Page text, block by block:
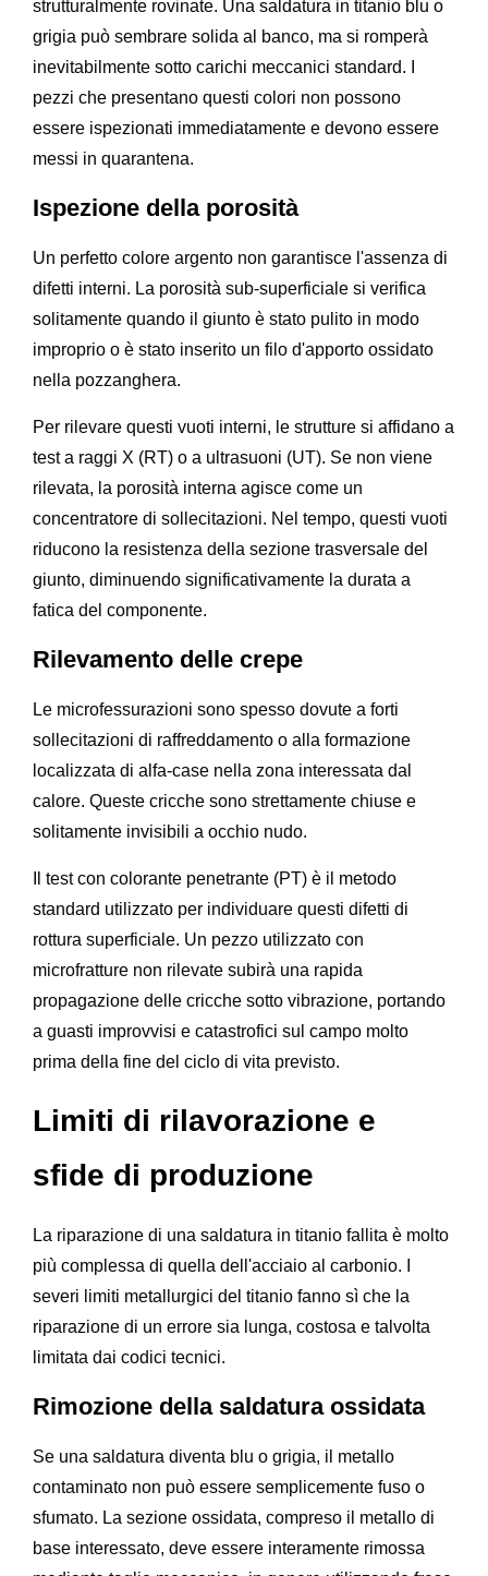
strutturalmente rovinate. Una saldatura in titanio blu o
grigia può sembrare solida al banco, ma si romperà
inevitabilmente sotto carichi meccanici standard. I
pezzi che presentano questi colori non possono
essere ispezionati immediatamente e devono essere
messi in quarantena.
Ispezione della porosità
Un perfetto colore argento non garantisce l'assenza di
difetti interni. La porosità sub-superficiale si verifica
solitamente quando il giunto è stato pulito in modo
improprio o è stato inserito un filo d'apporto ossidato
nella pozzanghera.
Per rilevare questi vuoti interni, le strutture si affidano a
test a raggi X (RT) o a ultrasuoni (UT). Se non viene
rilevata, la porosità interna agisce come un
concentratore di sollecitazioni. Nel tempo, questi vuoti
riducono la resistenza della sezione trasversale del
giunto, diminuendo significativamente la durata a
fatica del componente.
Rilevamento delle crepe
Le microfessurazioni sono spesso dovute a forti
sollecitazioni di raffreddamento o alla formazione
localizzata di alfa-case nella zona interessata dal
calore. Queste cricche sono strettamente chiuse e
solitamente invisibili a occhio nudo.
Il test con colorante penetrante (PT) è il metodo
standard utilizzato per individuare questi difetti di
rottura superficiale. Un pezzo utilizzato con
microfratture non rilevate subirà una rapida
propagazione delle cricche sotto vibrazione, portando
a guasti improvvisi e catastrofici sul campo molto
prima della fine del ciclo di vita previsto.
Limiti di rilavorazione e
sfide di produzione
La riparazione di una saldatura in titanio fallita è molto
più complessa di quella dell'acciaio al carbonio. I
severi limiti metallurgici del titanio fanno sì che la
riparazione di un errore sia lunga, costosa e talvolta
limitata dai codici tecnici.
Rimozione della saldatura ossidata
Se una saldatura diventa blu o grigia, il metallo
contaminato non può essere semplicemente fuso o
sfumato. La sezione ossidata, compreso il metallo di
base interessato, deve essere interamente rimossa